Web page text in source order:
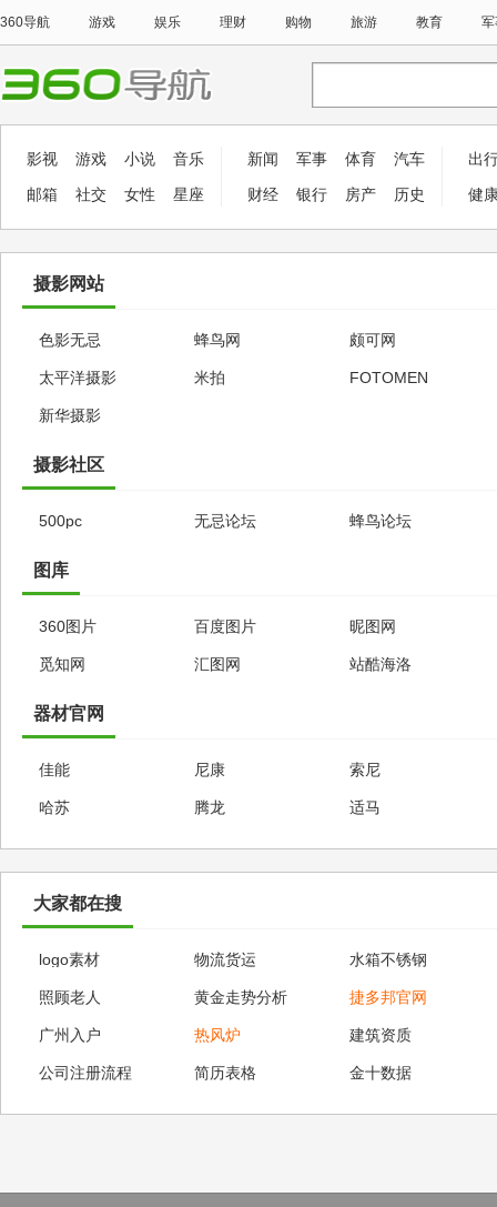
360导航 游戏 娱乐 理财 购物 旅游 教育
影视 游戏 小说
音乐
邮箱
社交 女性 星座
新闻 军事 体育
汽车
财经
银行 房产 历史
出
健
摄影网站
色影无忌 蜂鸟网 颇可网
太平洋摄影 米拍 FOTOMEN
新华摄影
摄影社区
500pc 无忌论坛 蜂鸟论坛
图库
360图片 百度图片 昵图网
觅知网 汇图网 站酷海洛
器材官网
佳能 尼康 索尼
哈苏 腾龙 适马
大家都在搜
logo素材 物流货运 水箱不锈钢
照顾老人 黄金走势分析 捷多邦官网
广州入户 热风炉 建筑资质
公司注册流程 简历表格 金十数据